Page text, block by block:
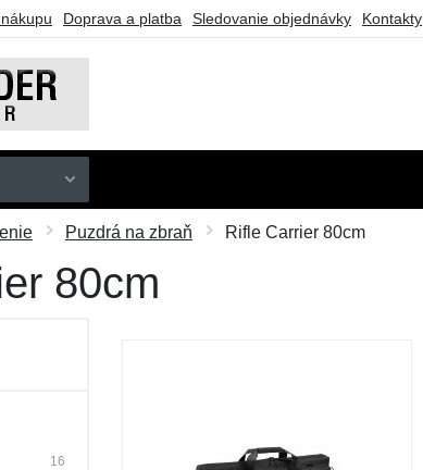
Doprava a platba Sledovanie objednávky Kontakty
Puzdrá na zbraň Rifle Carrier 80cm
80cm
16